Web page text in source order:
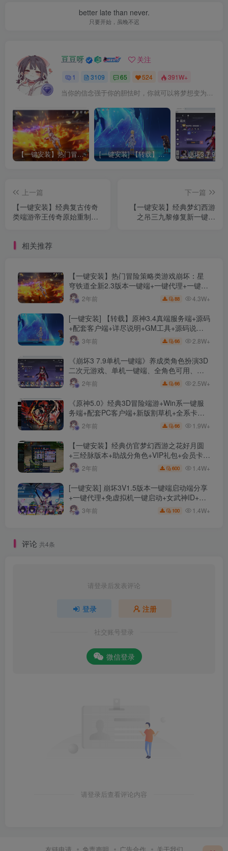
better late than never.
只要开始，虽晚不迟
豆豆呀 关注
1 3109 65 524 391W+
当你的信念强于你的胆怯时，你就可以将梦想变为现实了
【一键安装】热门冒险策略类游戏崩坏：星穹铁道全新2.3版本一键端+一键代理+一键启动+免虚拟机 [一键安装] 【转载】原神3.4真端服务端+源码+配套客户端+详尽说明+GM工具+源码说明文件
上一篇
【一键安装】经典复古传奇
类端游帝王传奇原始重制版
下一篇
【一键安装】经典梦幻西游
之吊三九黎修复新一键端
相关推荐
【一键安装】热门冒险策略类游戏崩坏：星
穹铁道全新2.3版本一键端+一键代理+一键启
动+免虚拟机
2年前 88 4.3W+
[一键安装] 【转载】原神3.4真端服务端+源码
+配套客户端+详尽说明+GM工具+源码说明
文件3年前 66 2.8W+
《崩坏3 7.9单机一键端》养成类角色扮演3D
二次元游戏、单机一键端、全角色可用、无
限资源、附带保姆级安装教程
2年前 66 2.5W+
《原神5.0》经典3D冒险端游+Win系一键服
务端+配套PC客户端+新版割草机+全系卡池
文件2年前 66 1.9W+
【一键安装】经典仿官梦幻西游之花好月圆
+三经脉版本+助战分角色+VIP礼包+会员卡
+剧情活动+视频搭建及其他修改资料
2年前 600 1.4W+
[一键安装] 崩坏3V1.5版本一键端启动端分享
+一键代理+免虚拟机一键启动+女武神ID+详
细指令+极简一键修改
3年前 100 1.4W+
评论 共4条
请登录后发表评论
登录 注册
社交账号登录
微信登录
请登录后查看评论内容